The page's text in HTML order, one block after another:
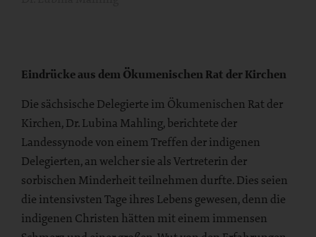
Eindrücke aus dem Ökumenischen Rat der Kirchen
Die sächsische Delegierte im Ökumenischen Rat der
Kirchen, Dr. Lubina Mahling, berichtete der
Landessynode von einem Treffen der indigenen
Delegierten, an welcher sie als Vertreterin der
sorbischen Minderheit teilnehmen durfte. Dies seien
die intensivsten Tage ihres Lebens gewesen, denn die
indigenen Christen hätten mit einem immensen